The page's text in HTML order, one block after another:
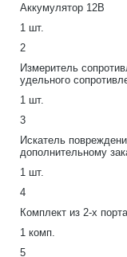
Аккумулятор 12В
1 шт.
2
Измеритель
удельного
1 шт.
3
Искатель
дополнительному
1 шт.
4
Комплект из 2-х
1 комп.
5